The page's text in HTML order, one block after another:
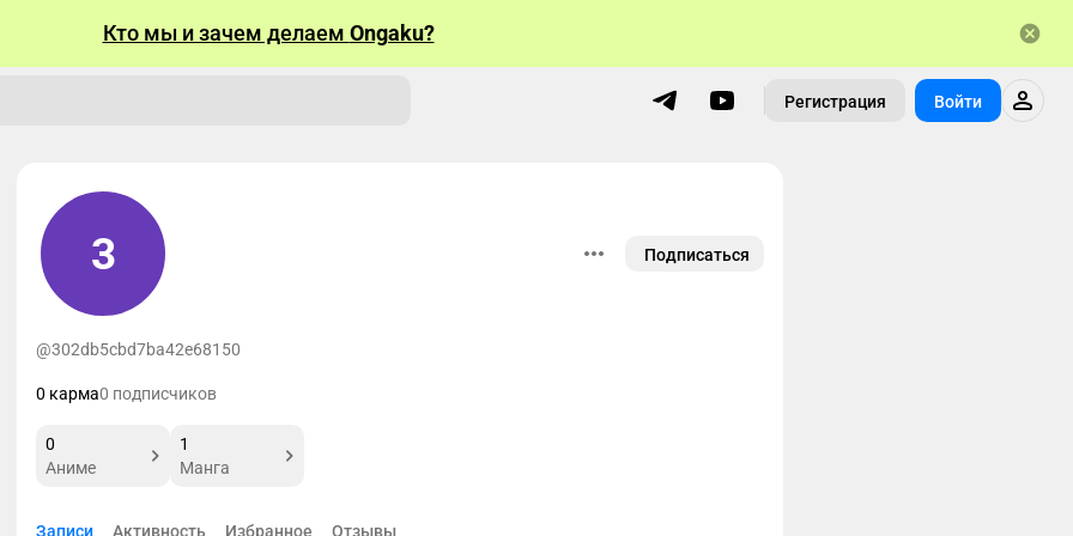
Кто мы и зачем делаем Ongaku?
Регистрация Войти
3 Подписаться
@302db5cbd7ba42e68150
0 карма0 подписчиков
0
Аниме
1
Манга
Записи Активность Избранное Отзывы